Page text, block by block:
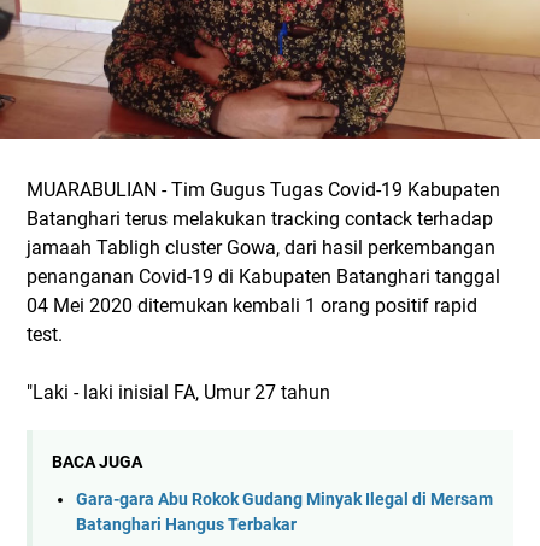
MUARABULIAN - Tim Gugus Tugas Covid-19 Kabupaten
Batanghari terus melakukan tracking contack terhadap
jamaah Tabligh cluster Gowa, dari hasil perkembangan
penanganan Covid-19 di Kabupaten Batanghari tanggal
04 Mei 2020 ditemukan kembali 1 orang positif rapid
test.
"Laki - laki inisial FA, Umur 27 tahun
BACA JUGA
Gara-gara Abu Rokok Gudang Minyak Ilegal di Mersam
Batanghari Hangus Terbakar